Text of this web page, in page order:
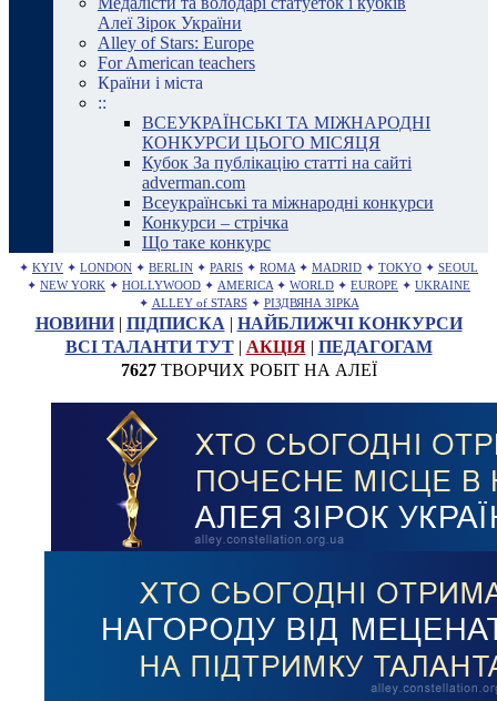
Алеї Зірок України
Alley of Stars: Europe
For American teachers
Країни і міста
::
ВСЕУКРАЇНСЬКІ ТА МІЖНАРОДНІ
КОНКУРСИ ЦЬОГО МІСЯЦЯ
Кубок За публікацію статті на сайті
adverman.com
Всеукраїнські та міжнародні конкурси
Конкурси – стрічка
Що таке конкурс
✦ KYIV ✦ LONDON ✦ BERLIN ✦ PARIS ✦ ROMA ✦ MADRID ✦ TOKYO ✦ SEOUL
✦ NEW YORK ✦ HOLLYWOOD ✦ AMERICA ✦ WORLD ✦ EUROPE ✦ UKRAINE
✦ ALLEY of STARS ✦ РІЗДВЯНА ЗІРКА
НОВИНИ| ПІДПИСКА | НАЙБЛИЖЧІ КОНКУРСИ
ВСІ ТАЛАНТИ ТУТ| АКЦІЯ| ПЕДАГОГАМ
7627ТВОРЧИХ РОБІТ НА АЛЕЇ